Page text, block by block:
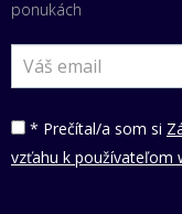
ponukách
* Prečítal/a som si
vzťahu k používateľom